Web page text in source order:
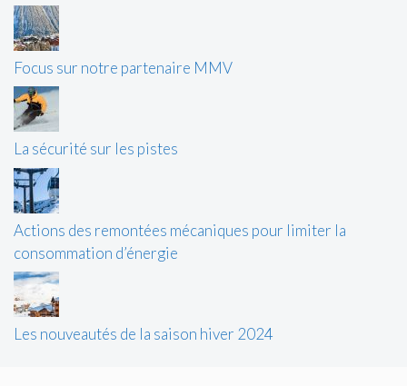
Focus sur notre partenaire MMV
La sécurité sur les pistes
Actions des remontées mécaniques pour limiter la
consommation d’énergie
Les nouveautés de la saison hiver 2024